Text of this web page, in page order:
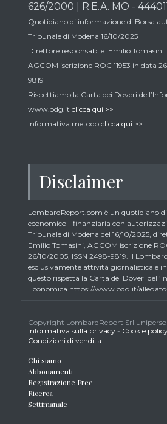
626/2000 | R.E.A. MO -
Quotidiano di informazione di Borsa
Tribunale di Modena 16/10/2025
Direttore responsabile: Emilio Tomasini.
AGCOM iscrizione ROC 11953 in data
9819
Rispettiamo la Carta dei Doveri
www.odg.it clicca qui >>
Informativa metodo clicca qui >>
Disclaimer
LombardReport.com è un quotidiano
economico - finanziaria con
Tribunale di Modena del 16/10/2025,
Emilio Tomasini, AGCOM iscrizione
26/10/2005, ISSN 2498-9819. Il
esclusivamente attività giornalistica e
questo rispetta la Carta dei Doveri
Economica https://www.odg.it/
essere consapevoli che i collaboratori di
iscritti all’Ordine dei Giornalisti non
oggetto dei loro articoli mentre i
trader retail e comunque inferiori allo
strumenti finanziari oggetto dei loro
potenziale conflitto di interesse con i
presente sito implica la conoscenza e la
delle presenti informazioni legali, dei
Copyright LombardReport Srl
Informativa sulla privacy - Cookie
Condizioni di vendita
Chi siamo
Abbonamenti
Registrazione Free
Ricerca
Settimanale